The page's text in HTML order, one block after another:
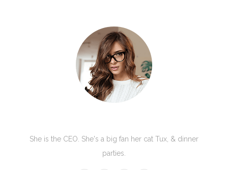
She is the CEO. She's a big fan her cat Tux, & dinner
parties.